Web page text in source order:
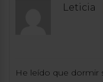
Leticia
He leído que dormir